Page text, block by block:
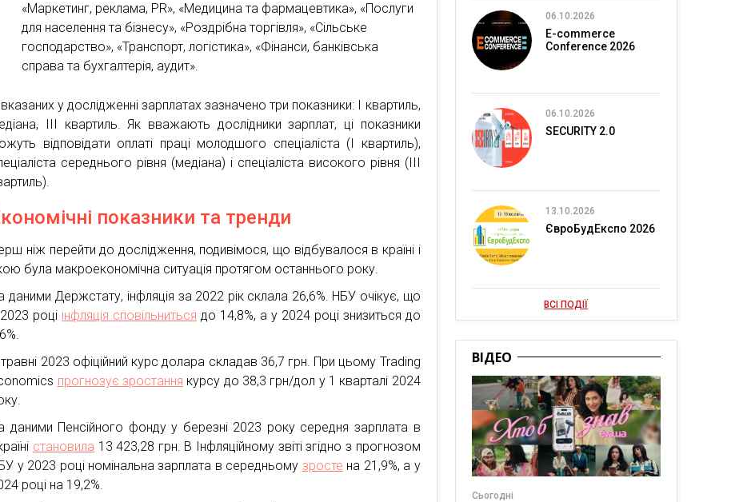
«Маркетинг, реклама, PR», «Медицина та фармацевтика», «Послуги
для населення та бізнесу», «Роздрібна торгівля», «Сільське
господарство», «Транспорт, логістика», «Фінанси, банківська
справа та бухгалтерія, аудит».
у дослідженні зарплатах зазначено три показники: І квартиль,
ІІІ квартиль. Як вважають дослідники зарплат, ці показники
відповідати оплаті праці молодшого спеціаліста (І квартиль),
середнього рівня (медіана) і спеціаліста високого рівня (ІІІ
показники та тренди
ніж перейти до дослідження, подивімося, що відбувалося в країні і
була макроекономічна ситуація протягом останнього року.
даними Держстату, інфляція за 2022 рік склала 26,6%. НБУ очікує, що
році інфляція сповільниться до 14,8%, а у 2024 році знизиться до
2023 офіційний курс долара складав 36,7 грн. При цьому Trading
прогнозує зростання курсу до 38,3 грн/дол у 1 кварталі 2024
даними Пенсійного фонду у березні 2023 року середня зарплата в
становила 13 423,28 грн. В Інфляційному звіті згідно з прогнозом
у 2023 році номінальна зарплата в середньому зросте на 21,9%, а у
році на 19,2%.
06.10.2026
E-commerce
Conference 2026
06.10.2026
SECURITY 2.0
13.10.2026
ЄвроБудЕкспо 2026
ВСІ ПОДІЇ
ВІДЕО
Сьогодні